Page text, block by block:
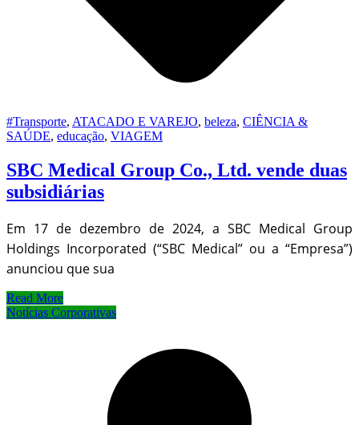
#Transporte, ATACADO E VAREJO, beleza, CIÊNCIA &
SAÚDE, educação, VIAGEM
SBC Medical Group Co., Ltd. vende duas
subsidiárias
Em 17 de dezembro de 2024, a SBC Medical Group
Holdings Incorporated (“SBC Medical” ou a “Empresa”)
anunciou que sua
Read More
Notícias Corporativas